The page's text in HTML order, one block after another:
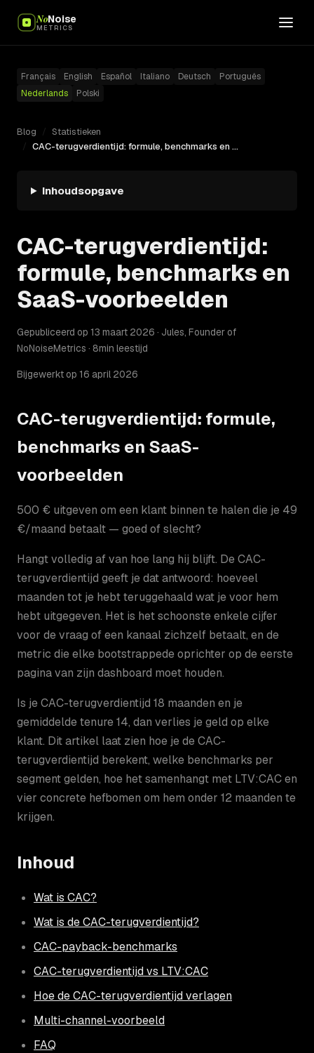
NoNoise
METRICS
Français English Español Italiano Deutsch
Português
Nederlands
Polski
Blog / Statistieken
/
CAC-terugverdientijd: formule, benchmarks en SaaS-voorbeelden
Inhoudsopgave
CAC-terugverdientijd:
formule, benchmarks en
SaaS-voorbeelden
Gepubliceerd op 13 maart 2026 · Jules, Founder of
NoNoiseMetrics · 8min leestijd
Bijgewerkt op 16 april 2026
CAC-terugverdientijd: formule,
benchmarks en SaaS-
voorbeelden
500 € uitgeven om een klant binnen te halen die je 49
€/maand betaalt — goed of slecht?
Hangt volledig af van hoe lang hij blijft. De CAC-
terugverdientijd geeft je dat antwoord: hoeveel
maanden tot je hebt teruggehaald wat je voor hem
hebt uitgegeven. Het is het schoonste enkele cijfer
voor de vraag of een kanaal zichzelf betaalt, en de
metric die elke bootstrappede oprichter op de eerste
pagina van zijn dashboard moet houden.
Is je CAC-terugverdientijd 18 maanden en je
gemiddelde tenure 14, dan verlies je geld op elke
klant. Dit artikel laat zien hoe je de CAC-
terugverdientijd berekent, welke benchmarks per
segment gelden, hoe het samenhangt met LTV:CAC en
vier concrete hefbomen om hem onder 12 maanden te
krijgen.
Inhoud
Wat is CAC?
Wat is de CAC-terugverdientijd?
CAC-payback-benchmarks
CAC-terugverdientijd vs LTV:CAC
Hoe de CAC-terugverdientijd verlagen
Multi-channel-voorbeeld
FAQ